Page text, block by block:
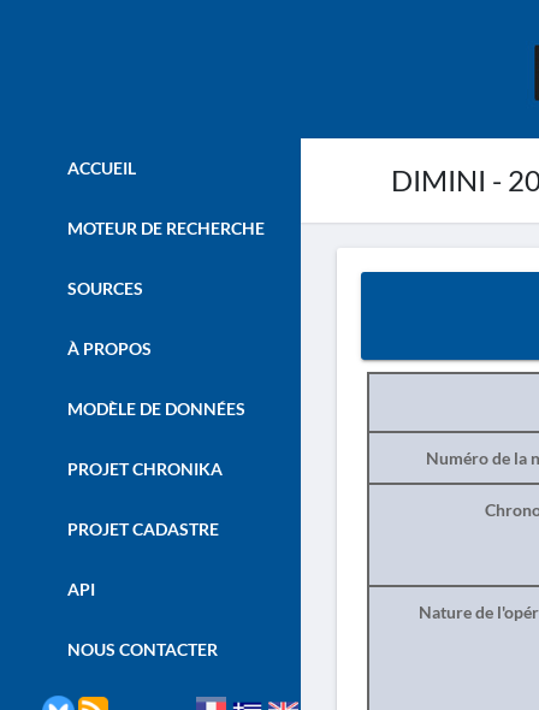
DIMINI -
ACCUEIL
MOTEUR DE RECHERCHE
SOURCES
À PROPOS
MODÈLE DE DONNÉES
PROJET CHRONIKA
PROJET CADASTRE
API
NOUS CONTACTER
Numéro de la
Nature de